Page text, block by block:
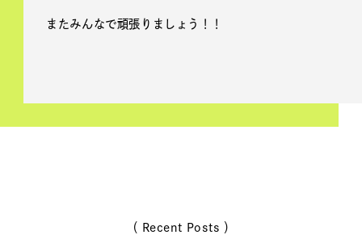
またみんなで頑張りましょう！！
（ Recent Posts ）